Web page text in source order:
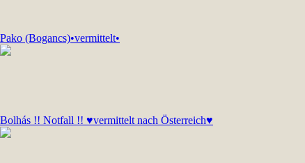
Pako (Bogancs)•vermittelt•
Bolhás !! Notfall !! ♥vermittelt nach Österreich♥